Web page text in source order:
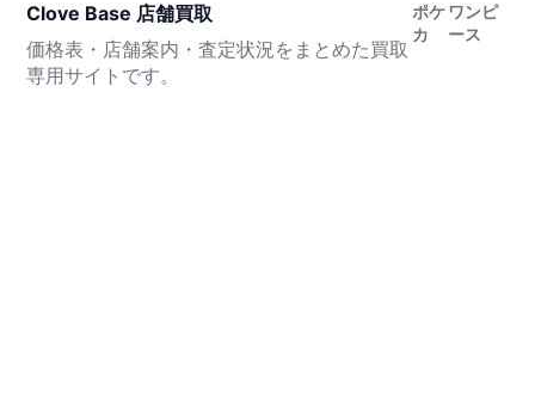
Clove Base 店舗買取
価格表・店舗案内・査定状況をまとめた買取
専用サイトです。
ポケ
カ
ワンピ
ース